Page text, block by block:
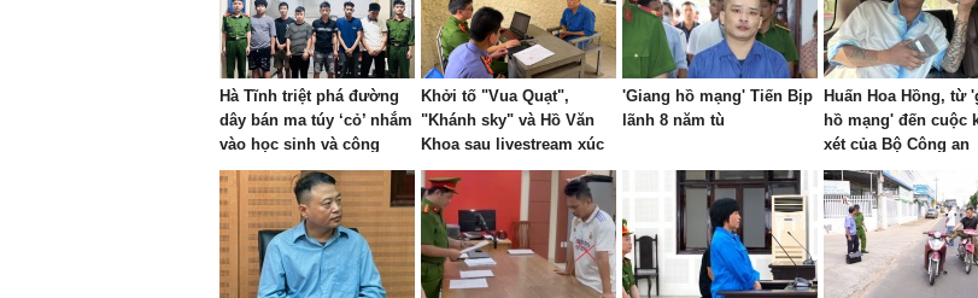
Hà Tĩnh triệt phá đường
dây bán ma túy ‘cỏ’ nhắm
vào học sinh và công
nhân
Khởi tố "Vua Quạt",
"Khánh sky" và Hồ Văn
Khoa sau livestream xúc
phạm nhau
'Giang hồ mạng' Tiến Bịp
lãnh 8 năm tù
Huấn Hoa Hồng, từ
hồ mạng' đến cuộc
xét của Bộ Công an